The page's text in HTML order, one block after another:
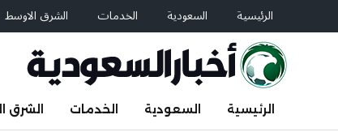
الرئيسية السعودية الخدمات الشرق الاوسط
الرئيسية السعودية الخدمات الشرق